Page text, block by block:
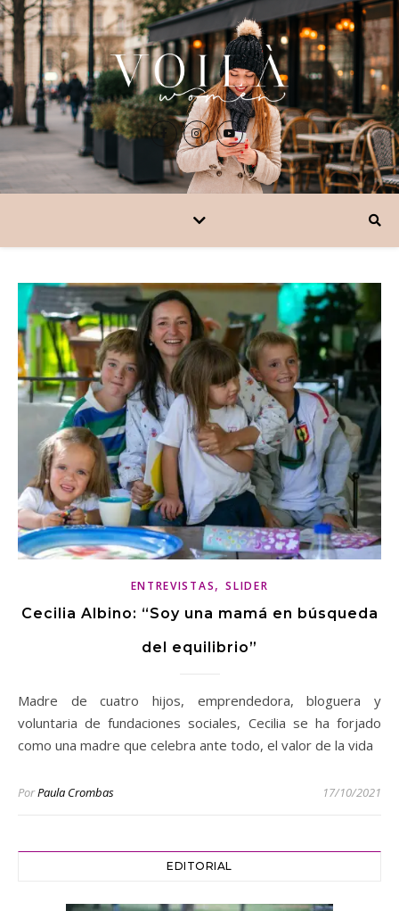
ENTREVISTAS,SLIDER
Cecilia Albino: “Soy una mamá en búsqueda
del equilibrio”
Madre de cuatro hijos, emprendedora, bloguera y
voluntaria de fundaciones sociales, Cecilia se ha forjado
como una madre que celebra ante todo, el valor de la vida
PorPaula Crombas 17/10/2021
EDITORIAL